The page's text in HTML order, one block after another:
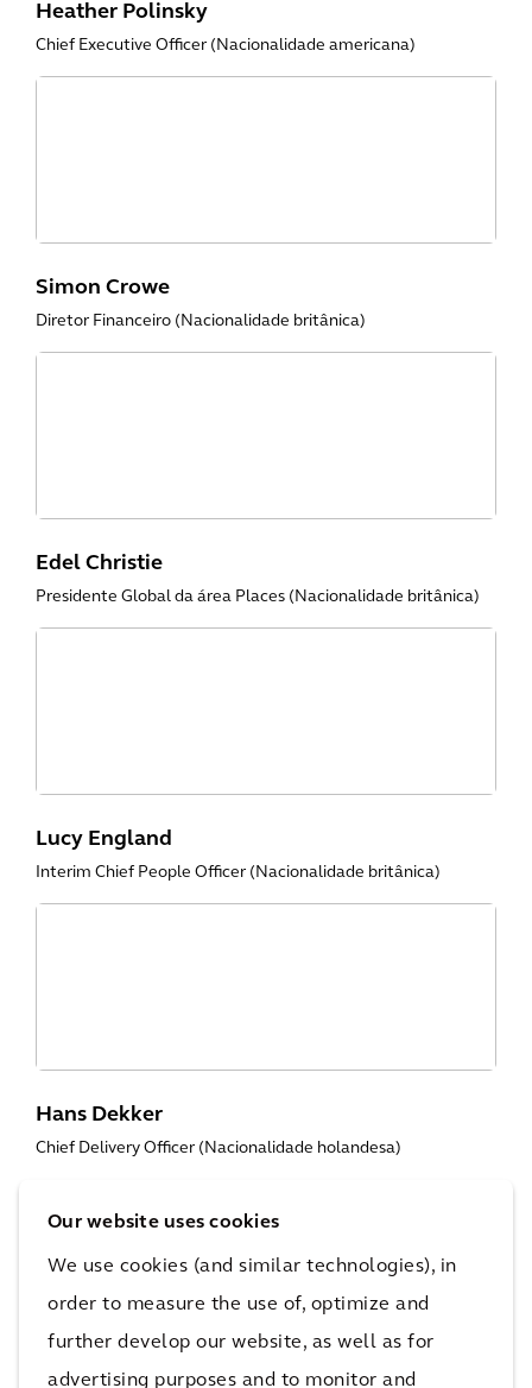
Our website uses cookies
We use cookies (and similar technologies), in
order to measure the use of, optimize and
further develop our website, as well as for
advertising purposes and to monitor and
Heather Polinsky
Chief Executive Officer (Nacionalidade americana)
Simon Crowe
Diretor Financeiro (Nacionalidade britânica)
Edel Christie
Presidente Global da área Places (Nacionalidade britânica)
Lucy England
Interim Chief People Officer (Nacionalidade britânica)
Hans Dekker
Chief Delivery Officer (Nacionalidade holandesa)